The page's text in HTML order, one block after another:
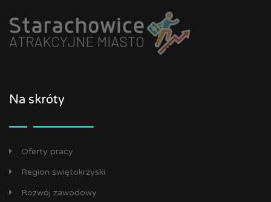
Na skróty
Oferty pracy
Region świętokrzyski
Rozwój zawodowy